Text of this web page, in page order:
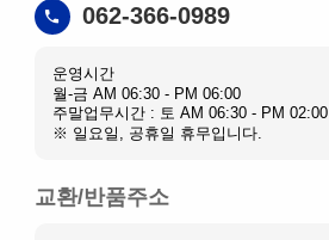
062-366-0989
운영시간
월-금 AM 06:30 - PM 06:00
주말업무시간 : 토 AM 06:30 - PM 02:00
※ 일요일, 공휴일 휴무입니다.
교환/반품주소